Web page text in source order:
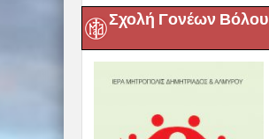
Σχολή Γονέων Βόλου